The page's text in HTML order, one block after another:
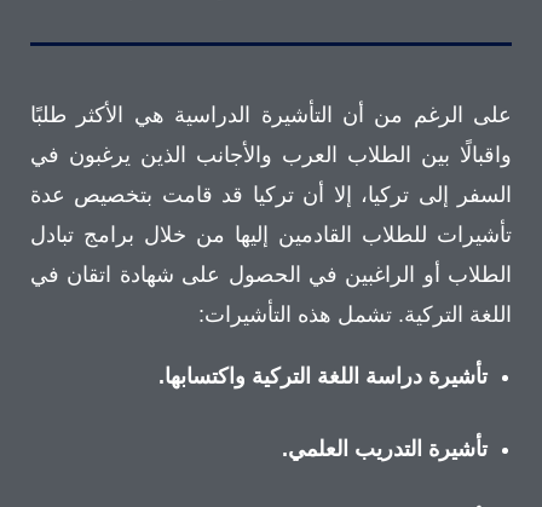
على الرغم من أن التأشيرة الدراسية هي الأكثر طلبًا
واقبالًا بين الطلاب العرب والأجانب الذين يرغبون في
السفر إلى تركيا، إلا أن تركيا قد قامت بتخصيص عدة
تأشيرات للطلاب القادمين إليها من خلال برامج تبادل
الطلاب أو الراغبين في الحصول على شهادة اتقان في
اللغة التركية. تشمل هذه التأشيرات:
تأشيرة دراسة اللغة التركية واكتسابها.
تأشيرة التدريب العلمي.